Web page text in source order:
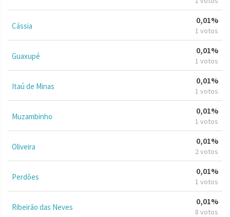
Cássia
0,01%
1 votos
Guaxupé
0,01%
1 votos
Itaú de Minas
0,01%
1 votos
Muzambinho
0,01%
1 votos
Oliveira
0,01%
2 votos
Perdões
0,01%
1 votos
Ribeirão das Neves
0,01%
8 votos